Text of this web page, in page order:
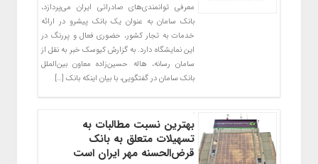
معرفی توانمندی‌های صادراتی ایران می‌پردازد،
بانک سامان به عنوان یک بانک پیشرو در ارائه
خدمات به تجار کشور، حضوری فعال و پررنگ در
این نمایشگاه دارد. به گزارش کیوسک خبر به نقل از
سامان رسانه، هاله حسین‌زاده معاون بین‌‎الملل
بانک سامان در گفتگویی، با بیان اینکه بانک […]
بهترین نسبت مطالبات به
تسهیلات متعلق به بانک
قرض‌الحسنه مهر ایران است